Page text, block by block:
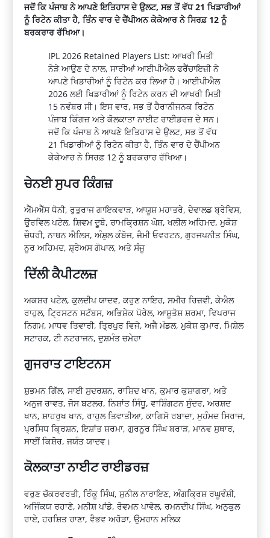
ਜਦੋਂ ਕਿ ਪੰਜਾਬ ਨੇ ਆਪਣੇ ਇਤਿਹਾਸ ਦੇ ਉਲਟ, ਸਭ ਤੋਂ ਵੱਧ 21 ਖਿਡਾਰੀਆਂ
ਨੂੰ ਰਿਟੇਨ ਕੀਤਾ ਹੈ, ਤਿੰਨ ਵਾਰ ਦੇ ਚੈਂਪੀਅਨ ਕੇਕੇਆਰ ਨੇ ਸਿਰਫ਼ 12 ਨੂੰ
ਬਰਕਰਾਰ ਰੱਖਿਆ।
IPL 2026 Retained Players List: ਆਖਰੀ ਮਿਤੀ
ਨੇੜੇ ਆਉਣ ਦੇ ਨਾਲ, ਸਾਰੀਆਂ ਆਈਪੀਐਲ ਫਰੈਂਚਾਇਜ਼ੀ ਨੇ
ਆਪਣੇ ਖਿਡਾਰੀਆਂ ਨੂੰ ਰਿਟੇਨ ਕਰ ਲਿਆ ਹੈ। ਆਈਪੀਐਲ
2026 ਲਈ ਖਿਡਾਰੀਆਂ ਨੂੰ ਰਿਟੇਨ ਕਰਨ ਦੀ ਆਖਰੀ ਮਿਤੀ
15 ਨਵੰਬਰ ਸੀ। ਇਸ ਵਾਰ, ਸਭ ਤੋਂ ਹੈਰਾਨੀਜਨਕ ਰਿਟੇਨ
ਪੰਜਾਬ ਕਿੰਗਜ਼ ਅਤੇ ਕੋਲਕਾਤਾ ਨਾਈਟ ਰਾਈਡਰਜ਼ ਦੇ ਸਨ।
ਜਦੋਂ ਕਿ ਪੰਜਾਬ ਨੇ ਆਪਣੇ ਇਤਿਹਾਸ ਦੇ ਉਲਟ, ਸਭ ਤੋਂ ਵੱਧ
21 ਖਿਡਾਰੀਆਂ ਨੂੰ ਰਿਟੇਨ ਕੀਤਾ ਹੈ, ਤਿੰਨ ਵਾਰ ਦੇ ਚੈਂਪੀਅਨ
ਕੇਕੇਆਰ ਨੇ ਸਿਰਫ਼ 12 ਨੂੰ ਬਰਕਰਾਰ ਰੱਖਿਆ।
ਚੇਨਈ ਸੁਪਰ ਕਿੰਗਜ਼
ਐੱਮਐੱਸ ਧੋਨੀ, ਰੁਤੁਰਾਜ ਗਾਇਕਵਾੜ, ਆਯੂਸ਼ ਮਹਾਤਰੇ, ਦੇਵਾਲਡ ਬ੍ਰੇਵਿਸ,
ਉਰਵਿਲ ਪਟੇਲ, ਸ਼ਿਵਮ ਦੂਬੇ, ਰਾਮਕ੍ਰਿਸ਼ਨ ਘੋਸ਼, ਖਲੀਲ ਅਹਿਮਦ, ਮੁਕੇਸ਼
ਚੌਧਰੀ, ਨਾਥਨ ਐਲਿਸ, ਅੰਸ਼ੁਲ ਕੰਬੋਜ, ਜੈਮੀ ਓਵਰਟਨ, ਗੁਰਜਪਨੀਤ ਸਿੰਘ,
ਨੂਰ ਅਹਿਮਦ, ਸ਼੍ਰੇਅਸ ਗੋਪਾਲ, ਅਤੇ ਸੰਜੂ
ਦਿੱਲੀ ਕੈਪੀਟਲਜ਼
ਅਕਸ਼ਰ ਪਟੇਲ, ਕੁਲਦੀਪ ਯਾਦਵ, ਕਰੁਣ ਨਾਇਰ, ਸਮੀਰ ਰਿਜ਼ਵੀ, ਕੇਐਲ
ਰਾਹੁਲ, ਟ੍ਰਿਸਟਨ ਸਟੱਬਸ, ਅਭਿਸ਼ੇਕ ਪੋਰੇਲ, ਆਸ਼ੂਤੋਸ਼ ਸ਼ਰਮਾ, ਵਿਪਰਾਜ
ਨਿਗਮ, ਮਾਧਵ ਤਿਵਾਰੀ, ਤ੍ਰਿਪੁਰ ਵਿਜੇ, ਅਜੈ ਮੰਡਲ, ਮੁਕੇਸ਼ ਕੁਮਾਰ, ਮਿਸ਼ੇਲ
ਸਟਾਰਕ, ਟੀ ਨਟਰਾਜਨ, ਦੁਸ਼ਮੰਤ ਚਮੇਰਾ
ਗੁਜਰਾਤ ਟਾਇਟਨਸ
ਸ਼ੁਭਮਨ ਗਿੱਲ, ਸਾਈ ਸੁਦਰਸ਼ਨ, ਰਾਸ਼ਿਦ ਖਾਨ, ਕੁਮਾਰ ਕੁਸ਼ਾਗਰਾ, ਅਤੇ
ਅਨੁਜ ਰਾਵਤ, ਜੋਸ ਬਟਲਰ, ਨਿਸ਼ਾਂਤ ਸਿੰਧੂ, ਵਾਸ਼ਿੰਗਟਨ ਸੁੰਦਰ, ਅਰਸ਼ਦ
ਖਾਨ, ਸ਼ਾਹਰੁਖ ਖਾਨ, ਰਾਹੁਲ ਤਿਵਾਤੀਆ, ਕਾਗਿਸੋ ਰਬਾਦਾ, ਮੁਹੰਮਦ ਸਿਰਾਜ,
ਪ੍ਰਸਿਧ ਕ੍ਰਿਸ਼ਨ, ਇਸ਼ਾਂਤ ਸ਼ਰਮਾ, ਗੁਰਨੂਰ ਸਿੰਘ ਬਰਾੜ, ਮਾਨਵ ਸੁਥਾਰ,
ਸਾਈਂ ਕਿਸ਼ੋਰ, ਜਯੰਤ ਯਾਦਵ।
ਕੋਲਕਾਤਾ ਨਾਈਟ ਰਾਈਡਰਜ਼
ਵਰੁਣ ਚੱਕਰਵਰਤੀ, ਰਿੰਕੂ ਸਿੰਘ, ਸੁਨੀਲ ਨਾਰਾਇਣ, ਅੰਗਕ੍ਰਿਸ਼ ਰਘੂਵੰਸ਼ੀ,
ਅਜਿੰਕਯ ਰਹਾਣੇ, ਮਨੀਸ਼ ਪਾਂਡੇ, ਰੋਵਮਨ ਪਾਵੇਲ, ਰਮਨਦੀਪ ਸਿੰਘ, ਅਨੁਕੁਲ
ਰਾਏ, ਹਰਸ਼ਿਤ ਰਾਣਾ, ਵੈਭਵ ਅਰੋੜਾ, ਉਮਰਾਨ ਮਲਿਕ